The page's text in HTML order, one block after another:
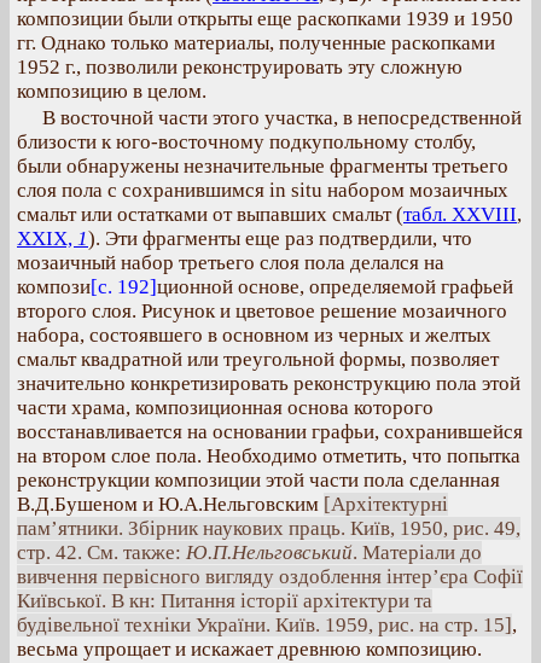
композиции были открыты еще раскопками 1939 и 1950
гг. Однако только материалы, полученные раскопками
1952 г., позволили реконструировать эту сложную
композицию в целом.
В восточной части этого участка, в непосредственной
близости к юго-восточному подкупольному столбу,
были обнаружены незначительные фрагменты третьего
слоя пола с сохранившимся in situ набором мозаичных
смальт или остатками от выпавших смальт (табл. XXVIII,
XXIX, 1). Эти фрагменты еще раз подтвердили, что
мозаичный набор третьего слоя пола делался на
компози[с. 192]ционной основе, определяемой графьей
второго слоя. Рисунок и цветовое решение мозаичного
набора, состоявшего в основном из черных и желтых
смальт квадратной или треугольной формы, позволяет
значительно конкретизировать реконструкцию пола этой
части храма, композиционная основа которого
восстанавливается на основании графьи, сохранившейся
на втором слое пола. Необходимо отметить, что попытка
реконструкции композиции этой части пола сделанная
В.Д.Бушеном и Ю.А.Нельговским [Архітектурні
пам’ятники. Збірник наукових праць. Київ, 1950, рис. 49,
стр. 42. См. также: Ю.П.Нельговський. Матеріали до
вивчення первісного вигляду оздоблення інтер’єра Софії
Київської. В кн: Питання історії архітектури та
будівельної техніки України. Київ. 1959, рис. на стр. 15],
весьма упрощает и искажает древнюю композицию.